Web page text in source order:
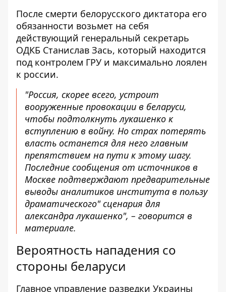
После смерти белорусского диктатора его
обязанности возьмет на себя
действующий генеральный секретарь
ОДКБ Станислав Зась, который находится
под контролем ГРУ и максимально лоялен
к россии.
"Россия, скорее всего, устроит
вооруженные провокации в беларуси,
чтобы подтолкнуть лукашенко к
вступлению в войну. Но страх потерять
власть останется для него главным
препятствием на пути к этому шагу.
Последние сообщения от источников в
Москве подтверждают предварительные
выводы аналитиков института в пользу
драматического" сценария для
александра лукашенко", – говорится в
материале.
Вероятность нападения со
стороны беларуси
Главное управление разведки Украины